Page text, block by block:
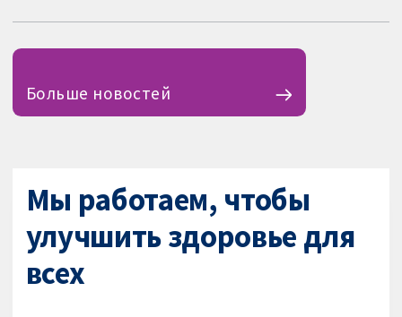
Больше новостей
Мы работаем, чтобы
улучшить здоровье для
всех